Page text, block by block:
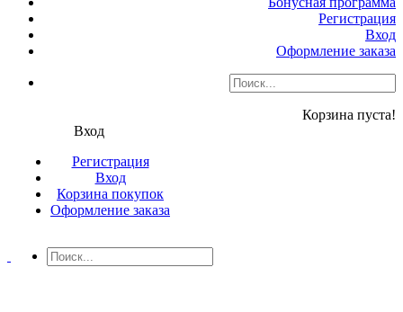
Регистрация
Вход
Оформление заказа
Корзина пуста!
Вход
Регистрация
Вход
Корзина покупок
Оформление заказа